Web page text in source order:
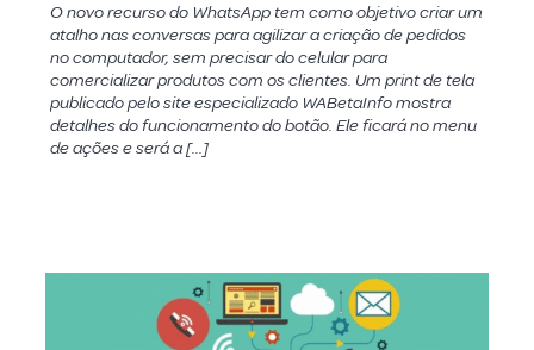
O novo recurso do WhatsApp tem como objetivo criar um
atalho nas conversas para agilizar a criação de pedidos
no computador, sem precisar do celular para
comercializar produtos com os clientes. Um print de tela
publicado pelo site especializado WABetaInfo mostra
detalhes do funcionamento do botão. Ele ficará no menu
de ações e será a […]